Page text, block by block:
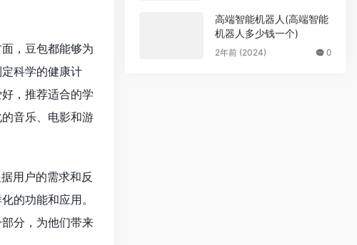
，豆包都能够为
科学的健康计
，推荐适合的学
音乐、电影和游
用户的需求和反
的功能和应用。
分，为他们带来
高端智能机器人(高端智能
机器人多少钱一个)
2年前 (2024) 0